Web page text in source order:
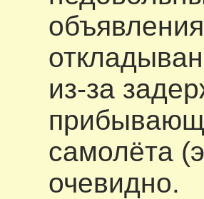
из-за
самолёта
очевидно.